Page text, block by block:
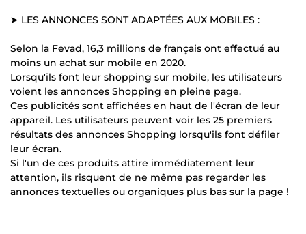
➤ LES ANNONCES SONT ADAPTÉES AUX MOBILES :
Selon la Fevad, 16,3 millions de français ont effectué au
moins un achat sur mobile en 2020.
Lorsqu'ils font leur shopping sur mobile, les utilisateurs
voient les annonces Shopping en pleine page.
Ces publicités sont affichées en haut de l'écran de leur
appareil. Les utilisateurs peuvent voir les 25 premiers
résultats des annonces Shopping lorsqu'ils font défiler
leur écran.
Si l'un de ces produits attire immédiatement leur
attention, ils risquent de ne même pas regarder les
annonces textuelles ou organiques plus bas sur la page !